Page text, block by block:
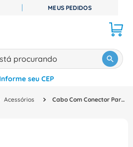
MEUS PEDIDOS
Informe seu CEP
Acessórios Cabo Com Conector Para Valvula Sail-Vsb-3.0U 9457930300 Weidmuller Conexel